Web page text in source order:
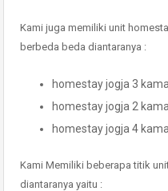
Kami juga memiliki unit
berbeda beda diantaranya :
homestay jogja 3
homestay jogja 2
homestay jogja 4
Kami Memiliki beberapa titik
diantaranya yaitu :